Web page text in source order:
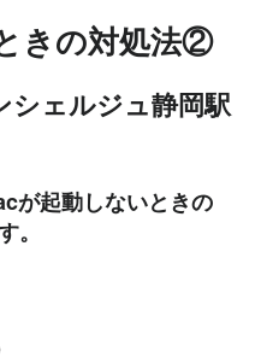
きの対処法②
シェルジュ静岡駅
が起動しないときの
。